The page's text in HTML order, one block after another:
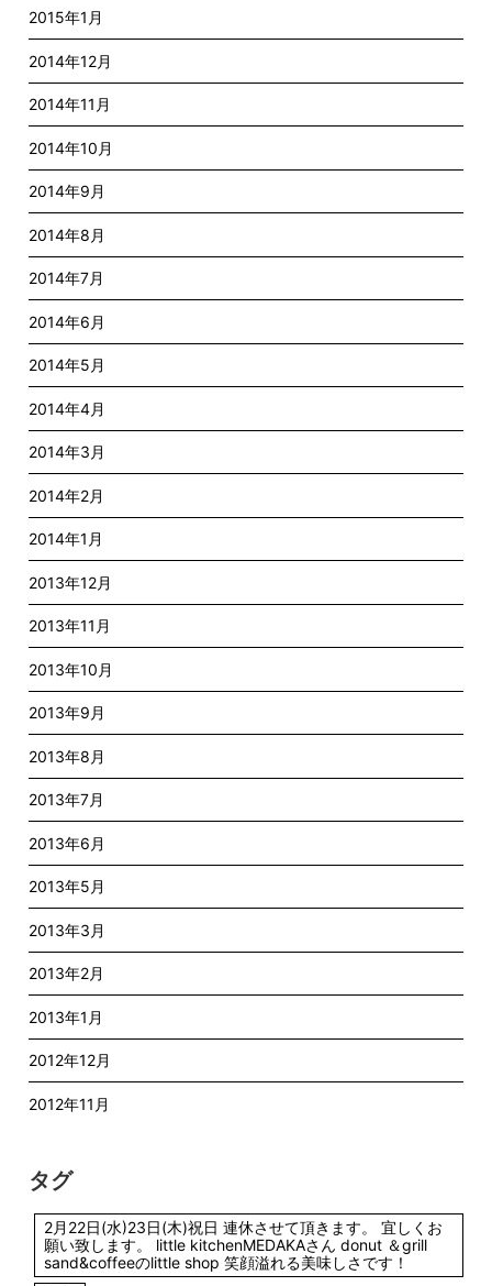
2015年1月
2014年12月
2014年11月
2014年10月
2014年9月
2014年8月
2014年7月
2014年6月
2014年5月
2014年4月
2014年3月
2014年2月
2014年1月
2013年12月
2013年11月
2013年10月
2013年9月
2013年8月
2013年7月
2013年6月
2013年5月
2013年3月
2013年2月
2013年1月
2012年12月
2012年11月
タグ
2月22日(水)23日(木)祝日 連休させて頂きます。 宜しくお
願い致します。 little kitchenMEDAKAさん donut ＆grill
sand&coffeeのlittle shop 笑顔溢れる美味しさです！